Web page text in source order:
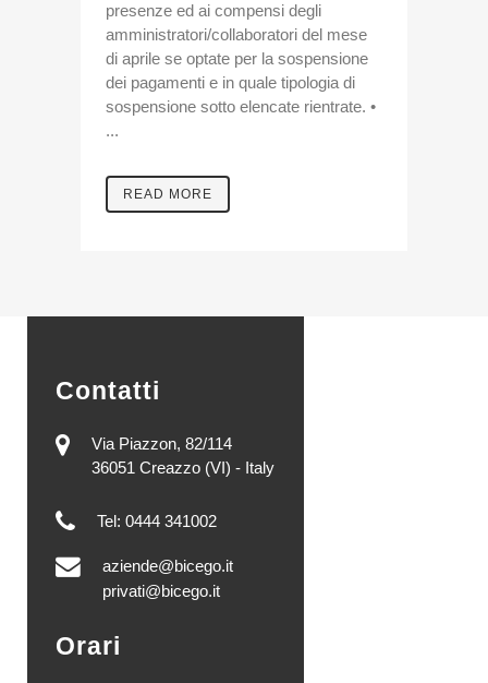
presenze ed ai compensi degli
amministratori/collaboratori del mese
di aprile se optate per la sospensione
dei pagamenti e in quale tipologia di
sospensione sotto elencate rientrate. •
...
READ MORE
Contatti
Via Piazzon, 82/114
36051 Creazzo (VI) - Italy
Tel: 0444 341002
aziende@bicego.it
privati@bicego.it
Orari